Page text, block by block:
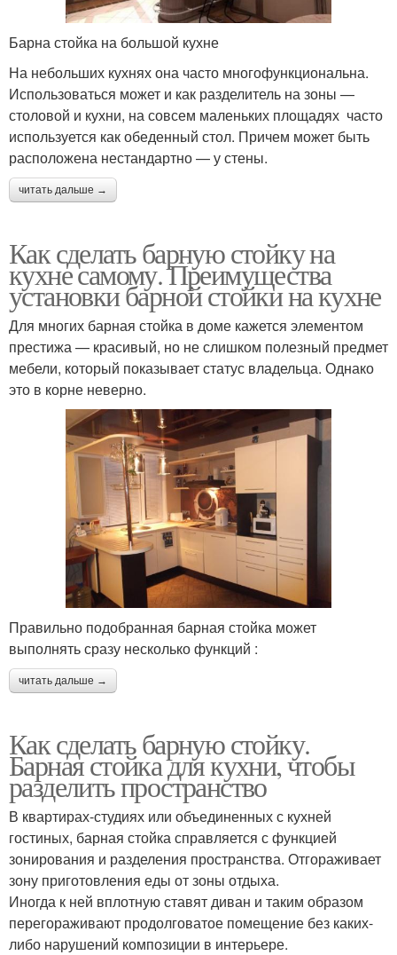
Барна стойка на большой кухне
На небольших кухнях она часто многофункциональна.
Использоваться может и как разделитель на зоны —
столовой и кухни, на совсем маленьких площадях часто
используется как обеденный стол. Причем может быть
расположена нестандартно — у стены.
читать дальше →
Как сделать барную стойку на
кухне самому. Преимущества
установки барной стойки на кухне
Для многих барная стойка в доме кажется элементом
престижа — красивый, но не слишком полезный предмет
мебели, который показывает статус владельца. Однако
это в корне неверно.
Правильно подобранная барная стойка может
выполнять сразу несколько функций :
читать дальше →
Как сделать барную стойку.
Барная стойка для кухни, чтобы
разделить пространство
В квартирах-студиях или объединенных с кухней
гостиных, барная стойка справляется с функцией
зонирования и разделения пространства. Отгораживает
зону приготовления еды от зоны отдыха.
Иногда к ней вплотную ставят диван и таким образом
перегораживают продолговатое помещение без каких-
либо нарушений композиции в интерьере.